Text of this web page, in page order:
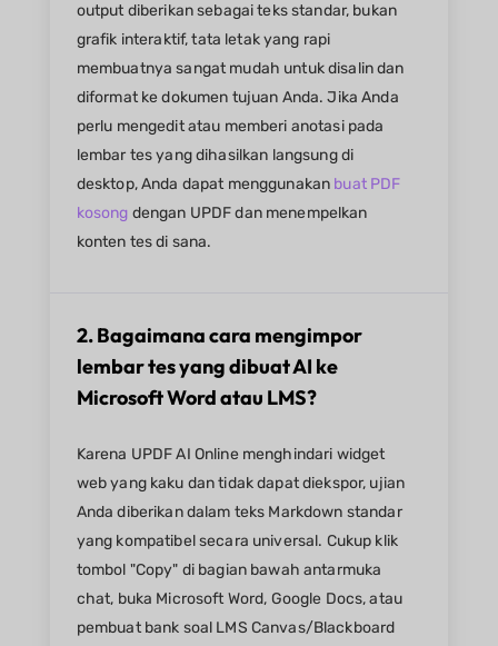
output diberikan sebagai teks standar, bukan
grafik interaktif, tata letak yang rapi
membuatnya sangat mudah untuk disalin dan
diformat ke dokumen tujuan Anda. Jika Anda
perlu mengedit atau memberi anotasi pada
lembar tes yang dihasilkan langsung di
desktop, Anda dapat menggunakan buat PDF
kosong dengan UPDF dan menempelkan
konten tes di sana.
2. Bagaimana cara mengimpor
lembar tes yang dibuat AI ke
Microsoft Word atau LMS?
Karena UPDF AI Online menghindari widget
web yang kaku dan tidak dapat diekspor, ujian
Anda diberikan dalam teks Markdown standar
yang kompatibel secara universal. Cukup klik
tombol "Copy" di bagian bawah antarmuka
chat, buka Microsoft Word, Google Docs, atau
pembuat bank soal LMS Canvas/Blackboard